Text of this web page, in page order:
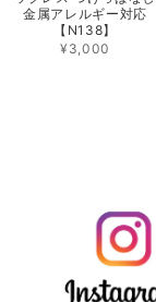
金属アレルギー対応
【N138】
¥3,000